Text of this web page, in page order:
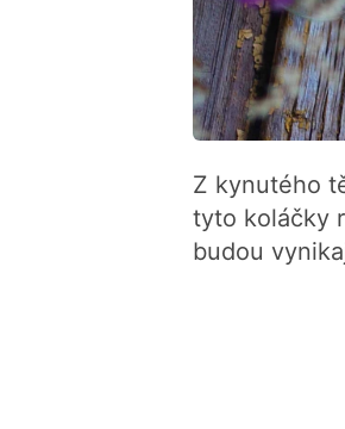
Z kynutého
tyto koláčky
budou